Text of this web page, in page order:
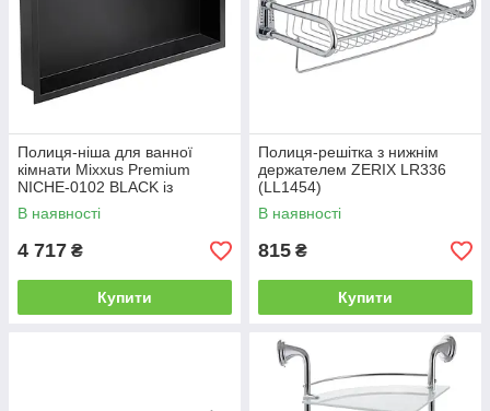
Полиця-ніша для ванної
кімнати Mixxus Premium
NICHE-0102 BLACK із
нержавіючої сталі SUS304
(MI6680)
В наявності
4 717 ₴
Купити
Полиця-решітка з нижнім
держателем ZERIX LR336
(LL1454)
В наявності
815 ₴
Купити